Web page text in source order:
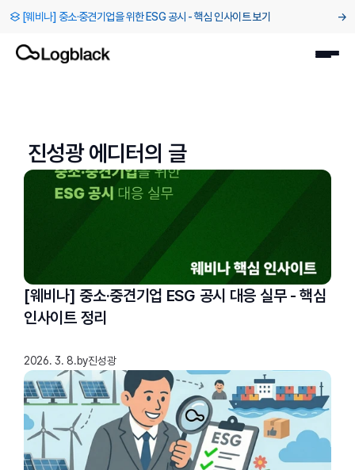
→
[웨비나] 중소·중견기업을 위한 ESG 공시 - 핵심 인사이트 보기
진성광 에디터의 글
[웨비나] 중소·중견기업 ESG 공시 대응 실무 - 핵심
인사이트 정리
2026. 3. 8.by진성광